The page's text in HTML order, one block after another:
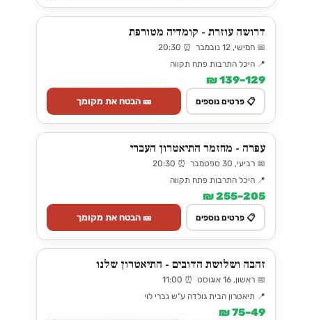
דרושה עוזרת - קומדיה מטורפת
📅 חמישי, 12 נובמבר ⏰ 20:30
📍 היכל התרבות פתח תקווה
129–139 ₪
📋 פרטים נוספים 🎫 הבטח את מקומך
עפרה - מחזמר התיאטרון העברי
📅 רביעי, 30 ספטמבר ⏰ 20:30
📍 היכל התרבות פתח תקווה
205–255 ₪
📋 פרטים נוספים 🎫 הבטח את מקומך
זהבה ושלושת הדובים - התיאטרון שלנו
📅 ראשון, 16 אוגוסט ⏰ 11:00
📍 תיאטרון הבית גולדה ע"ש גברי לוי
49–75 ₪